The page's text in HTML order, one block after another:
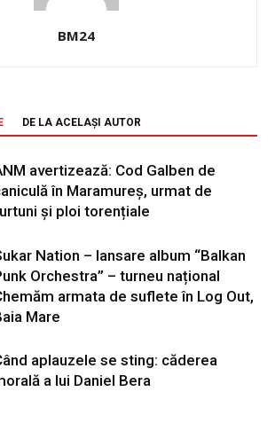
BM24
DE LA ACELAȘI AUTOR
avertizează: Cod Galben de
în Maramureș, urmat de
și ploi torențiale
Nation – lansare album “Balkan
Orchestra” – turneu național
armata de suflete în Log Out,
Mare
aplauzele se sting: căderea
a lui Daniel Bera